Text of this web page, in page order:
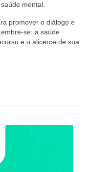
mental.
promover o diálogo e
se: a saúde
e o alicerce de sua